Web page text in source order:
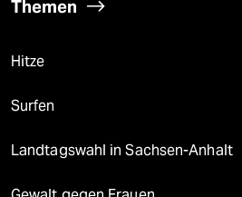
Themen
Hitze
Surfen
Landtagswahl in Sachsen-Anhalt